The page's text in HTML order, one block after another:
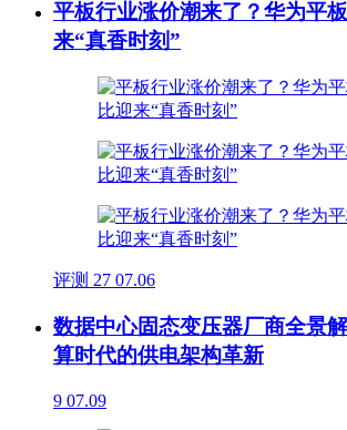
平板行业涨价潮来了？华为平
来“真香时刻”
评测 27 07.06
数据中心固态变压器厂商全景
算时代的供电架构革新
9 07.09